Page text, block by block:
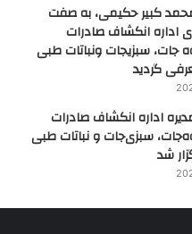
کبیر حکیمی، به صفت
اداره انکشاف صادرات
سبزیجات ونباتات طبی
گردید
اداره انکشاف صادرات
سبزی‌جات و نباتات طبی
شد